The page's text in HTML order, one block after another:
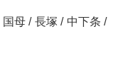
国母 / 長塚 / 中下条 /